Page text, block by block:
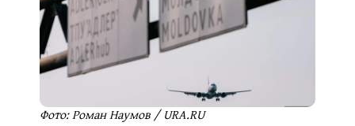
Фото: Роман Наумов / URA.RU